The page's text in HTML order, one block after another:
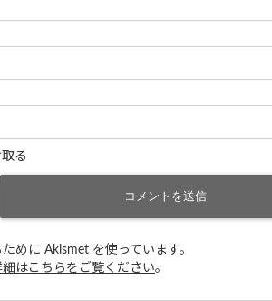
る
めに Akismet を使っています。
はこちらをご覧ください。